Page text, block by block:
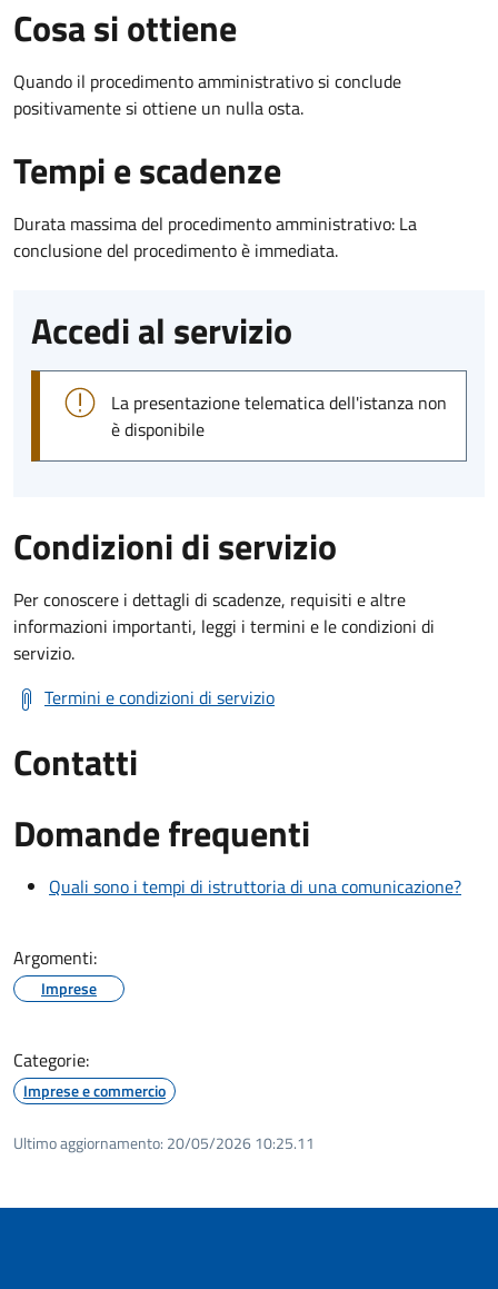
Cosa si ottiene
Quando il procedimento amministrativo si conclude
positivamente si ottiene un nulla osta.
Tempi e scadenze
Durata massima del procedimento amministrativo: La
conclusione del procedimento è immediata.
Accedi al servizio
La presentazione telematica dell'istanza non
è disponibile
Condizioni di servizio
Per conoscere i dettagli di scadenze, requisiti e altre
informazioni importanti, leggi i termini e le condizioni di
servizio.
Termini e condizioni di servizio
Contatti
Domande frequenti
Quali sono i tempi di istruttoria di una comunicazione?
Argomenti:
Imprese
Categorie:
Imprese e commercio
Ultimo aggiornamento: 20/05/2026 10:25.11